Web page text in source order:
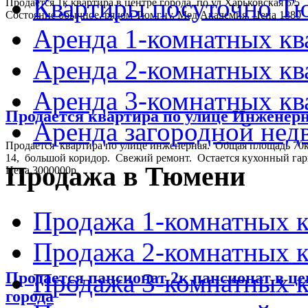
Продается 1к квартира в центре города, по ул Харьковская 5/5
Состояние обычное, рядом Тюмгну, Мед Академия. Цена 1880
Продается квартира по улице
Продается квартира по улице инженерная. Общая площадь
14, большой коридор. Свежий ремонт. Остается кухонный
Цена 3000000р
Продается пансионат 2к пансионат в
города
Квартиры посуточно
Аренда 1-комнатных
Аренда 2-комнатных
Аренда 3-комнатных
Аренда загородной
Продажа в Тюмени
Продажа 1-комнатных
Продажа 2-комнатных
Продажа 3-комнатных